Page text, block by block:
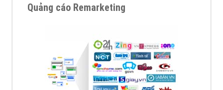
Quảng cáo Remarketing